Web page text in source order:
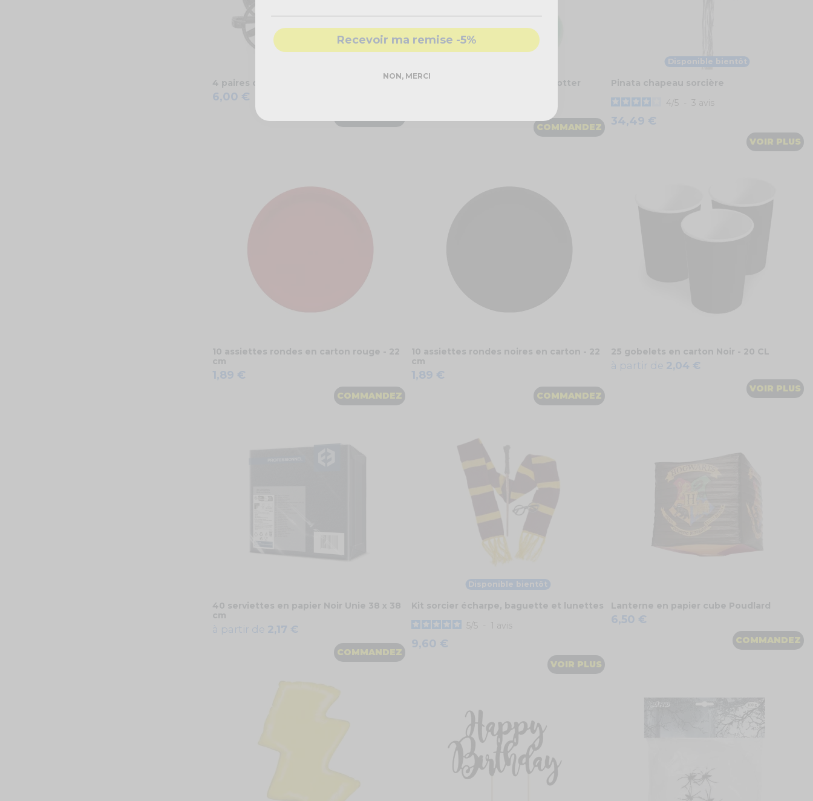
4 paires de lunettes rondes Harry Potter
6,00 €
8 Ballons de baudruche Harry Potter
COMMANDEZ
Disponible bientôt
Pinata chapeau sorcière
4 5 - 3 avis
34,49 €
VOIR PLUS
10 assiettes rondes en carton rouge - 22
cm
1,89 €
COMMANDEZ
10 assiettes rondes noires en carton - 22
cm
1,89 €
COMMANDEZ
25 gobelets en carton Noir - 20 CL
à partir de 2,04 €
VOIR PLUS
40 serviettes en papier Noir Unie 38 x 38
cm
à partir de 2,17 €
COMMANDEZ
Disponible bientôt
Kit sorcier écharpe, baguette et lunettes
5 5 - 1 avis
9,60 €
VOIR PLUS
Lanterne en papier cube Poudlard
6,50 €
COMMANDEZ
Recevoir ma remise -5%
NON, MERCI